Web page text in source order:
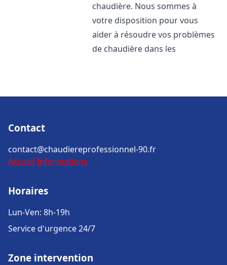
chaudière. Nous sommes à
votre disposition pour vous
aider à résoudre vos problèmes
de chaudière dans les
Contact
contact@chaudiereprofessionnel-90.fr
Accueil Informations
Horaires
Lun-Ven: 8h-19h
Service d'urgence 24/7
Zone intervention